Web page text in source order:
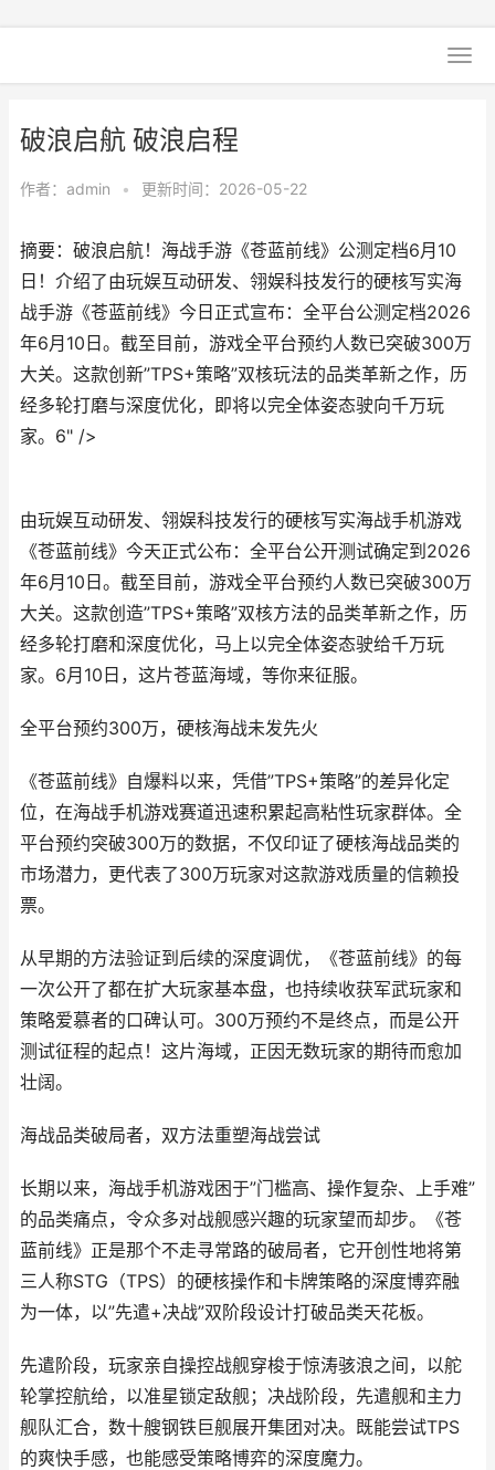
破浪启航 破浪启程
作者： admin • 更新时间：2026-05-22
摘要：破浪启航！海战手游《苍蓝前线》公测定档6月10
日！介绍了由玩娱互动研发、翎娱科技发行的硬核写实海
战手游《苍蓝前线》今日正式宣布：全平台公测定档2026
年6月10日。截至目前，游戏全平台预约人数已突破300万
大关。这款创新”TPS+策略”双核玩法的品类革新之作，历
经多轮打磨与深度优化，即将以完全体姿态驶向千万玩
家。6" />
由玩娱互动研发、翎娱科技发行的硬核写实海战手机游戏
《苍蓝前线》今天正式公布：全平台公开测试确定到2026
年6月10日。截至目前，游戏全平台预约人数已突破300万
大关。这款创造”TPS+策略”双核方法的品类革新之作，历
经多轮打磨和深度优化，马上以完全体姿态驶给千万玩
家。6月10日，这片苍蓝海域，等你来征服。
全平台预约300万，硬核海战未发先火
《苍蓝前线》自爆料以来，凭借”TPS+策略”的差异化定
位，在海战手机游戏赛道迅速积累起高粘性玩家群体。全
平台预约突破300万的数据，不仅印证了硬核海战品类的
市场潜力，更代表了300万玩家对这款游戏质量的信赖投
票。
从早期的方法验证到后续的深度调优，《苍蓝前线》的每
一次公开了都在扩大玩家基本盘，也持续收获军武玩家和
策略爱慕者的口碑认可。300万预约不是终点，而是公开
测试征程的起点！这片海域，正因无数玩家的期待而愈加
壮阔。
海战品类破局者，双方法重塑海战尝试
长期以来，海战手机游戏困于”门槛高、操作复杂、上手难”
的品类痛点，令众多对战舰感兴趣的玩家望而却步。《苍
蓝前线》正是那个不走寻常路的破局者，它开创性地将第
三人称STG（TPS）的硬核操作和卡牌策略的深度博弈融
为一体，以”先遣+决战”双阶段设计打破品类天花板。
先遣阶段，玩家亲自操控战舰穿梭于惊涛骇浪之间，以舵
轮掌控航给，以准星锁定敌舰；决战阶段，先遣舰和主力
舰队汇合，数十艘钢铁巨舰展开集团对决。既能尝试TPS
的爽快手感，也能感受策略博弈的深度魔力。